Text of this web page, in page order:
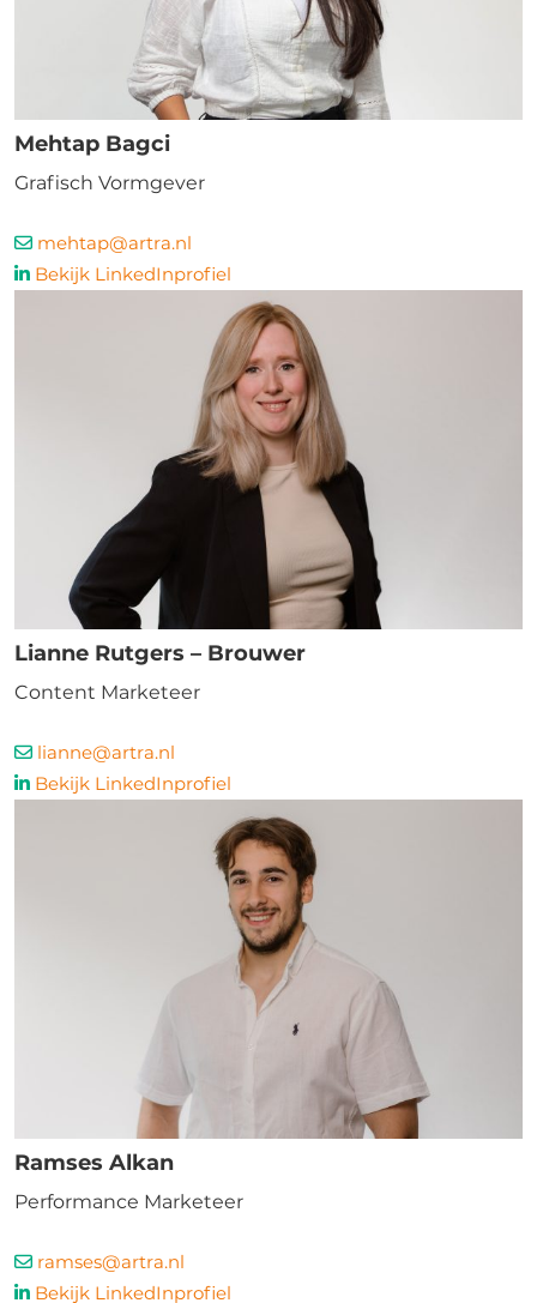
Mehtap Bagci
Grafisch Vormgever
mehtap@artra.nl
Bekijk LinkedInprofiel
Lianne Rutgers – Brouwer
Content Marketeer
lianne@artra.nl
Bekijk LinkedInprofiel
Ramses Alkan
Performance Marketeer
ramses@artra.nl
Bekijk LinkedInprofiel